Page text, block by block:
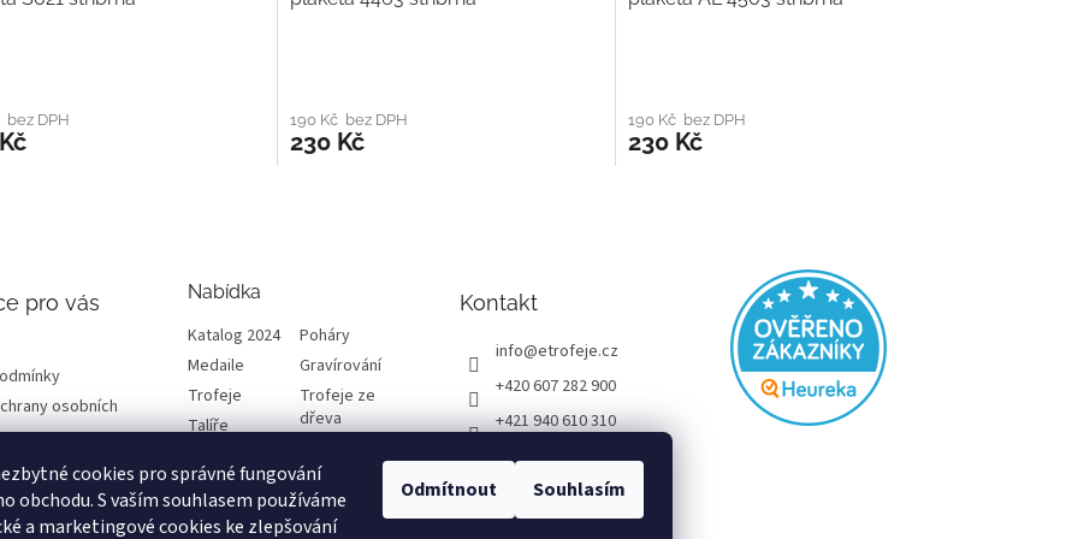
cookies pro správné fungování
obchodu. S vaším souhlasem používáme
a marketingové cookies ke zlepšování
Odmítnout Souhlasím
bez DPH 190 Kč bez DPH
230 Kč
190 Kč bez DPH
230 Kč
pro vás
osobních
Nabídka
Katalog 2024
Poháry
Medaile
Gravírování
Trofeje
Trofeje ze
dřeva
Talíře
Emblémy
Výprodej
Kontakt
info@etrofeje.cz
+420 607 282 900
+421 940 610 310
ETROFEJE
etrofeje